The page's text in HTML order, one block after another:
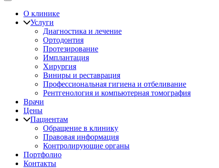
О клинике
Услуги
Диагностика и лечение
Ортодонтия
Протезирование
Имплантация
Хирургия
Виниры и реставрация
Профессиональная гигиена и отбеливание
Рентгенология и компьютерная томография
Врачи
Цены
Пациентам
Обращение в клинику
Правовая информация
Контролирующие органы
Портфолио
Контакты